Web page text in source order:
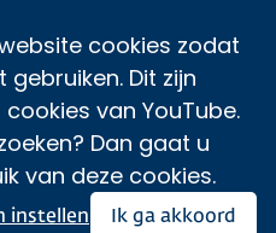
cookies zodat
Dit zijn
van YouTube.
Dan gaat u
van deze cookies.
Ik ga akkoord
instellen